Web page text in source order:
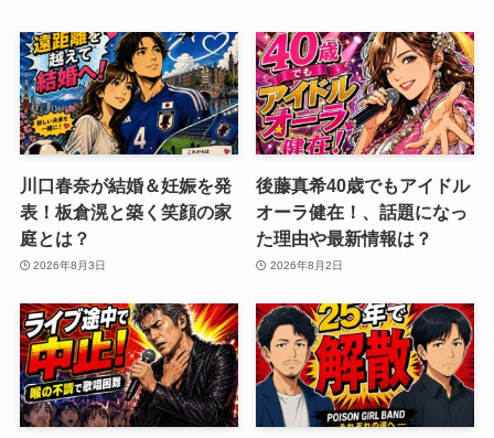
川口春奈が結婚＆妊娠を発
表！板倉滉と築く笑顔の家
庭とは？
2026年8月3日
後藤真希40歳でもアイドル
オーラ健在！、話題になっ
た理由や最新情報は？
2026年8月2日